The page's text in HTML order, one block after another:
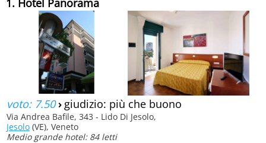
voto: 7.50› giudizio: più che buono
Via Andrea Bafile, 343 - Lido Di Jesolo,
Jesolo (VE), Veneto
Medio grande hotel: 84 letti